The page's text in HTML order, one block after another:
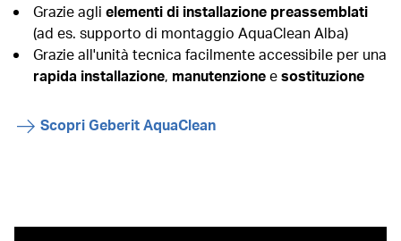
Grazie agli elementi di installazione preassemblati
(ad es. supporto di montaggio AquaClean Alba)
Grazie all'unità tecnica facilmente accessibile per una
rapida installazione, manutenzioneesostituzione
Scopri Geberit AquaClean